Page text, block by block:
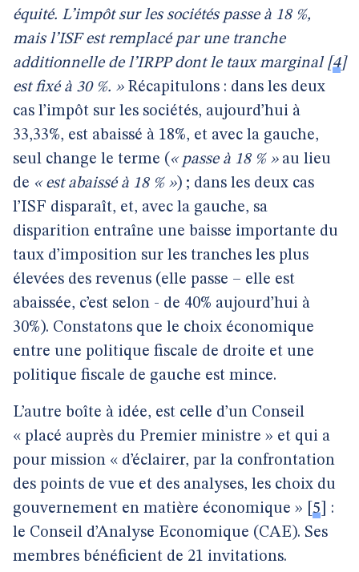
équité. L’impôt sur les sociétés passe à 18 %,
mais l’ISF est remplacé par une tranche
additionnelle de l’IRPP dont le taux marginal[4]
est fixé à 30 %. »Récapitulons : dans les deux
cas l’impôt sur les sociétés, aujourd’hui à
33,33%, est abaissé à 18%, et avec la gauche,
seul change le terme ( « passe à 18 % » au lieu
de « est abaissé à 18 % ») ; dans les deux cas
l’ISF disparaît, et, avec la gauche, sa
disparition entraîne une baisse importante du
taux d’imposition sur les tranches les plus
élevées des revenus (elle passe – elle est
abaissée, c’est selon - de 40% aujourd’hui à
30%). Constatons que le choix économique
entre une politique fiscale de droite et une
politique fiscale de gauche est mince.
L’autre boîte à idée, est celle d’un Conseil
« placé auprès du Premier ministre » et qui a
pour mission « d’éclairer, par la confrontation
des points de vue et des analyses, les choix du
gouvernement en matière économique »
5
:
le Conseil d’Analyse Economique (CAE). Ses
membres bénéficient de 21 invitations.